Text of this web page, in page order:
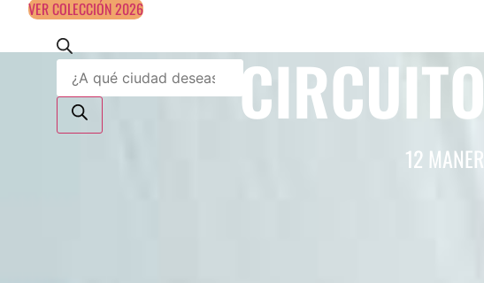
VER COLECCIÓN 2026
Búsqueda
productos
12